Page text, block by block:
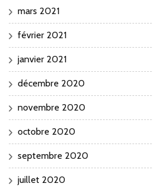
mars 2021
février 2021
janvier 2021
décembre 2020
novembre 2020
octobre 2020
septembre 2020
juillet 2020